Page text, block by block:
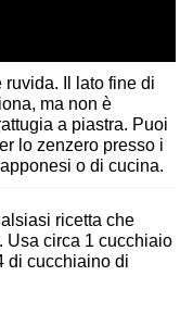
Il lato fine di
ma non è
a piastra. Puoi
lo zenzero presso i
o di cucina.
ricetta che
Usa circa 1 cucchiaio
di cucchiaino di